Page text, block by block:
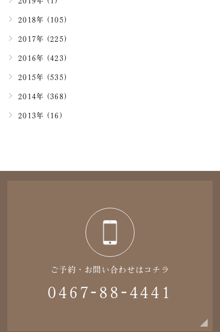
2018年 (105)
2017年 (225)
2016年 (423)
2015年 (535)
2014年 (368)
2013年 (16)
ご予約・お問い合わせはコチラ
0467-88-4441